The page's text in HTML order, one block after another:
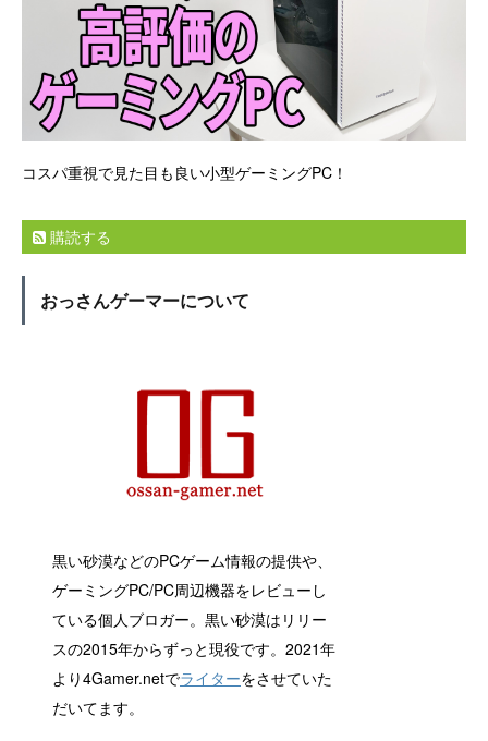
コスパ重視で見た目も良い小型ゲーミングPC！
購読する
おっさんゲーマーについて
黒い砂漠などのPCゲーム情報の提供や、
ゲーミングPC/PC周辺機器をレビューし
ている個人ブロガー。黒い砂漠はリリー
スの2015年からずっと現役です。2021年
より4Gamer.netでライターをさせていた
だいてます。